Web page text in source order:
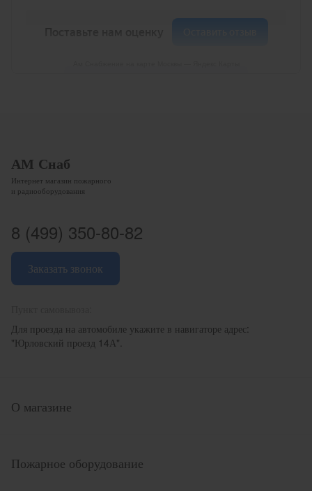
АМ Снаб
Интернет магазин пожарного
и радиооборудования
8 (499) 350-80-82
Заказать звонок
Для проезда на автомобиле укажите в навигаторе адрес:
"Юрловский проезд 14А".
О магазине
Пожарное оборудование